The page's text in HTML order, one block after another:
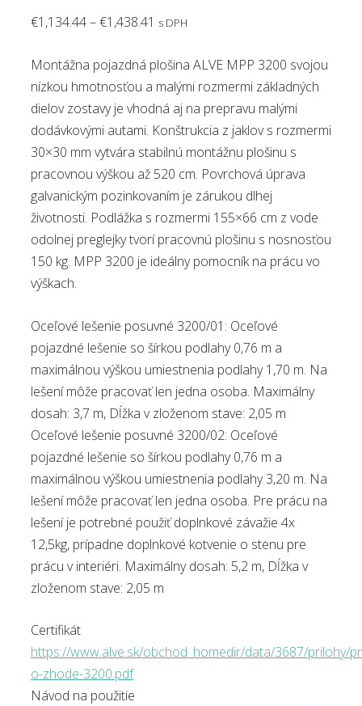
€1,134.44–€1,438.41 Price
€1,134.44
through
€1,438.41
s DPH
Montážna pojazdná plošina ALVE MPP 3200 svojou
nízkou hmotnosťou a malými rozmermi základných
dielov zostavy je vhodná aj na prepravu malými
dodávkovými autami. Konštrukcia z jaklov s rozmermi
30×30 mm vytvára stabilnú montážnu plošinu s
pracovnou výškou až 520 cm. Povrchová úprava
galvanickým pozinkovaním je zárukou dlhej
životnosti. Podlážka s rozmermi 155×66 cm z vode
odolnej preglejky tvorí pracovnú plošinu s nosnosťou
150 kg. MPP 3200 je ideálny pomocník na prácu vo
výškach.
Oceľové lešenie posuvné 3200/01: Oceľové
pojazdné lešenie so šírkou podlahy 0,76 m a
maximálnou výškou umiestnenia podlahy 1,70 m. Na
lešení môže pracovať len jedna osoba. Maximálny
dosah: 3,7 m, Dĺžka v zloženom stave: 2,05 m
Oceľové lešenie posuvné 3200/02: Oceľové
pojazdné lešenie so šírkou podlahy 0,76 m a
maximálnou výškou umiestnenia podlahy 3,20 m. Na
lešení môže pracovať len jedna osoba. Pre prácu na
lešení je potrebné použiť doplnkové závažie 4x
12,5kg, prípadne doplnkové kotvenie o stenu pre
prácu v interiéri. Maximálny dosah: 5,2 m, Dĺžka v
zloženom stave: 2,05 m
Certifikát
https://www.alve.sk/obchod_homedir/data/3687/prilohy/
o-zhode-3200.pdf
Návod na použitie